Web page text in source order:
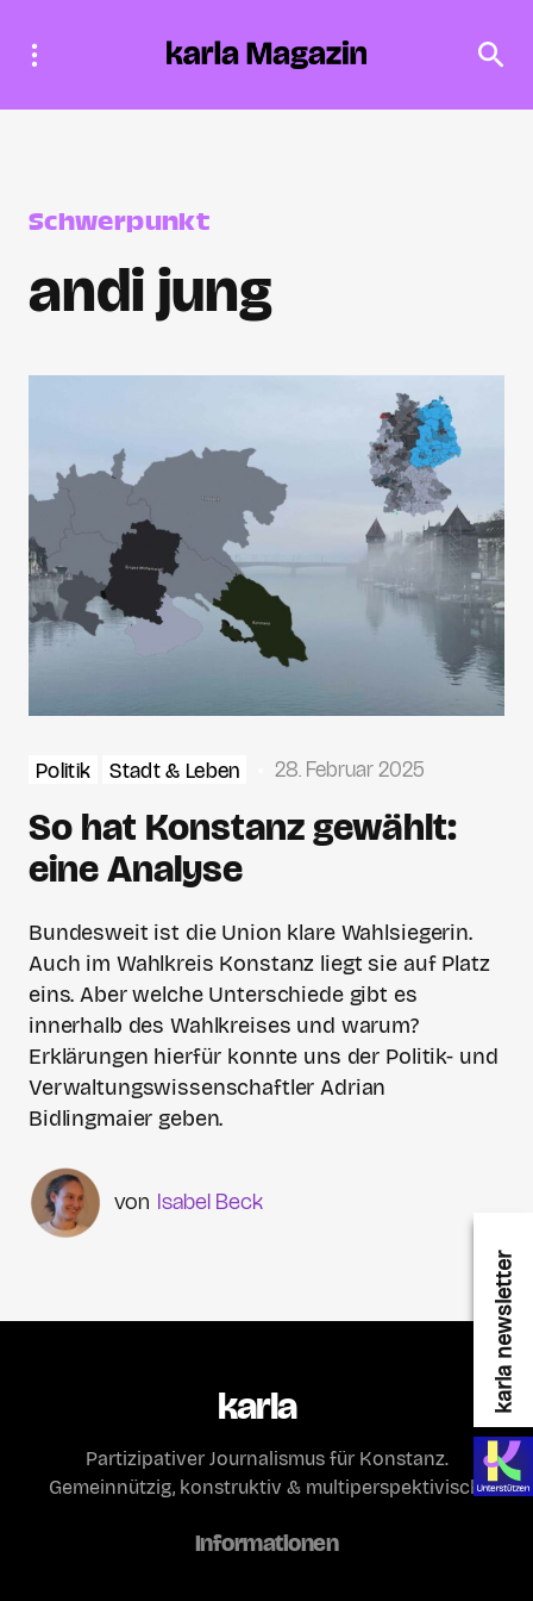
karla newsletter
Schwerpunkt
andi jung
Politik Stadt & Leben 28. Februar 2025
So hat Konstanz gewählt:
eine Analyse
Bundesweit ist die Union klare Wahlsiegerin.
Auch im Wahlkreis Konstanz liegt sie auf Platz
eins. Aber welche Unterschiede gibt es
innerhalb des Wahlkreises und warum?
Erklärungen hierfür konnte uns der Politik- und
Verwaltungswissenschaftler Adrian
Bidlingmaier geben.
Isabel Beck
karla
Partizipativer Journalismus für Konstanz.
Gemeinnützig, konstruktiv & multiperspektivisch.
Informationen